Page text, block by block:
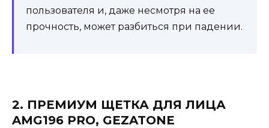
пользователя и, даже несмотря на ее
прочность, может разбиться при падении.
2. ПРЕМИУМ ЩЕТКА ДЛЯ ЛИЦА
AMG196 PRO, GEZATONE